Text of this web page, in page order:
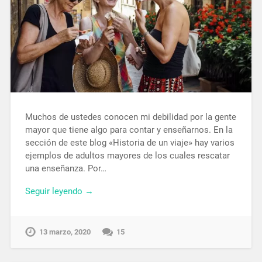
Muchos de ustedes conocen mi debilidad por la gente
mayor que tiene algo para contar y enseñarnos. En la
sección de este blog «Historia de un viaje» hay varios
ejemplos de adultos mayores de los cuales rescatar
una enseñanza. Por…
Seguir leyendo →
13 marzo, 2020 15